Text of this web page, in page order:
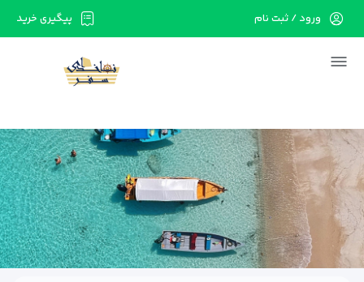
در حال حاضر ارتباط با سرور قطع می باشد لطفا
پیگیری خرید ورود / ثبت نام